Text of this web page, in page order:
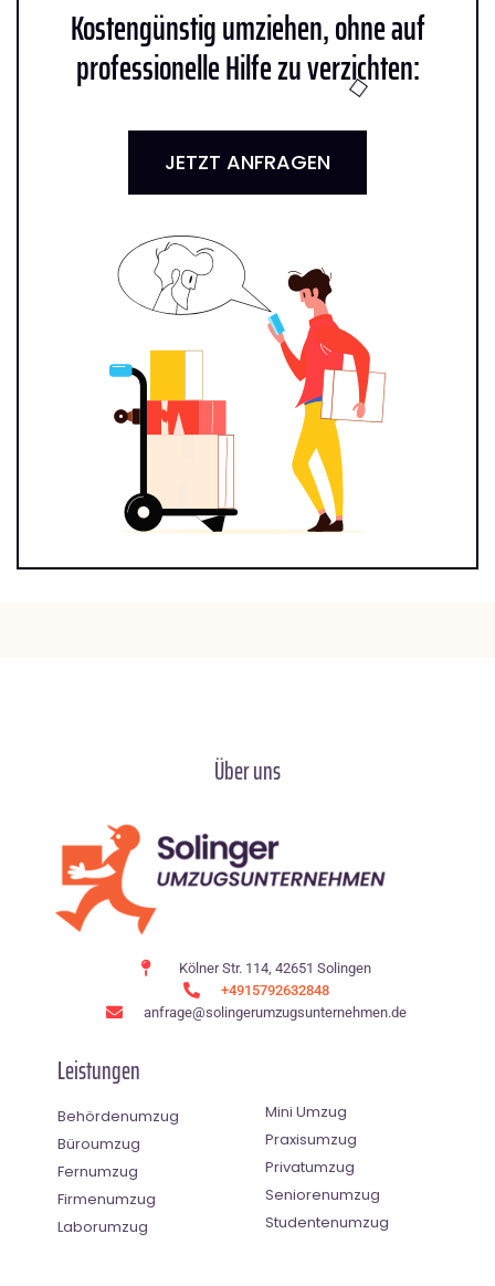
Kostengünstig umziehen, ohne auf
professionelle Hilfe zu verzichten:
JETZT ANFRAGEN
Über uns
Kölner Str. 114, 42651 Solingen
+4915792632848
anfrage@solingerumzugsunternehmen.de
Leistungen
Behördenumzug
Büroumzug
Fernumzug
Firmenumzug
Laborumzug
Mini Umzug
Praxisumzug
Privatumzug
Seniorenumzug
Studentenumzug